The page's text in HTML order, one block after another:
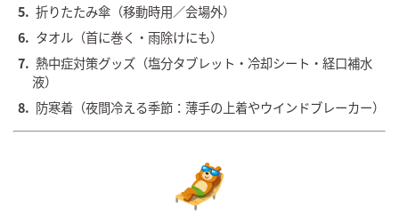
折りたたみ傘（移動時用／会場外）
タオル（首に巻く・雨除けにも）
熱中症対策グッズ（塩分タブレット・冷却シート・経口補水
液）
防寒着（夜間冷える季節：薄手の上着やウインドブレーカー）